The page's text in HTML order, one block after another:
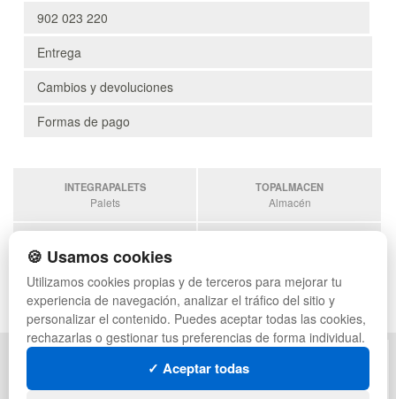
902 023 220
Entrega
Cambios y devoluciones
Formas de pago
INTEGRAPALETS
Palets
TOPALMACEN
Almacén
Sobrantes
ESTANTERIASKIT
Estanterias
POLÍTICA DE PRIVACIDAD
MAPA WEB
🍪 Usamos cookies
Utilizamos cookies propias y de terceros para mejorar tu
experiencia de navegación, analizar el tráfico del sitio y
personalizar el contenido. Puedes aceptar todas las cookies,
rechazarlas o gestionar tus preferencias de forma individual.
✓ Aceptar todas